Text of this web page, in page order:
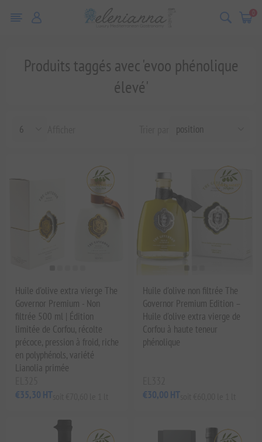
0
Produits taggés avec 'evoo phénolique
élevé'
Huile d'olive extra vierge The
Governor Premium - Non
filtrée 500 ml | Édition
limitée de Corfou, récolte
précoce, pression à froid, riche
en polyphénols, variété
Lianolia primée
€35,30 HT
Huile d'olive non filtrée The
Governor Premium Edition –
Huile d'olive extra vierge de
Corfou à haute teneur
phénolique
€30,00 HT